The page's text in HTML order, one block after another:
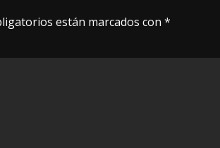
están marcados con *